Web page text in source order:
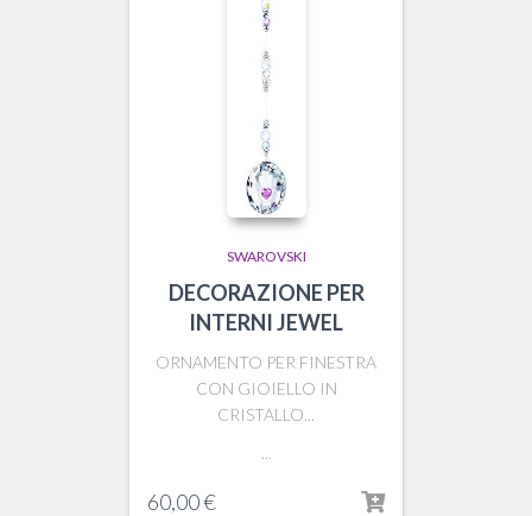
SWAROVSKI
DECORAZIONE PER
INTERNI JEWEL
ORNAMENTO PER FINESTRA
CON GIOIELLO IN
CRISTALLO...
60,00€